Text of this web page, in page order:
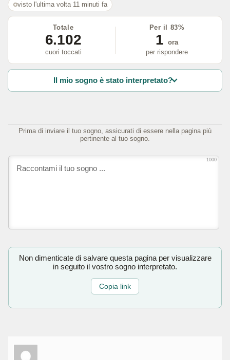
visto l'ultima volta 11 minuti fa
Totale
6.102
cuori toccati
Per il 83%
1 ora
per rispondere
Il mio sogno è stato interpretato?
Prima di inviare il tuo sogno, assicurati di essere nella pagina più
pertinente al tuo sogno.
1000
Non dimenticate di salvare questa pagina per visualizzare
in seguito il vostro sogno interpretato.
Copia link